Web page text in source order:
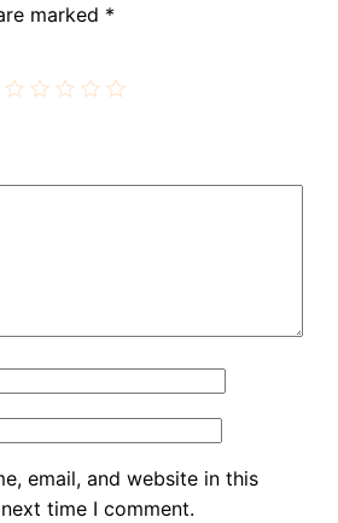
marked *
email, and website in this
time I comment.